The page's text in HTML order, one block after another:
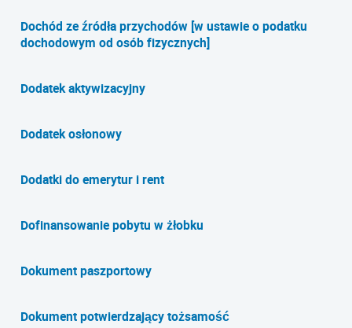
Dochód ze źródła przychodów [w ustawie o podatku
dochodowym od osób fizycznych]
Dodatek aktywizacyjny
Dodatek osłonowy
Dodatki do emerytur i rent
Dofinansowanie pobytu w żłobku
Dokument paszportowy
Dokument potwierdzający tożsamość